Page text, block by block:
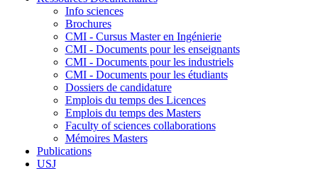
Info sciences
Brochures
CMI - Cursus Master en Ingénierie
CMI - Documents pour les enseignants
CMI - Documents pour les industriels
CMI - Documents pour les étudiants
Dossiers de candidature
Emplois du temps des Licences
Emplois du temps des Masters
Faculty of sciences collaborations
Mémoires Masters
Publications
USJ